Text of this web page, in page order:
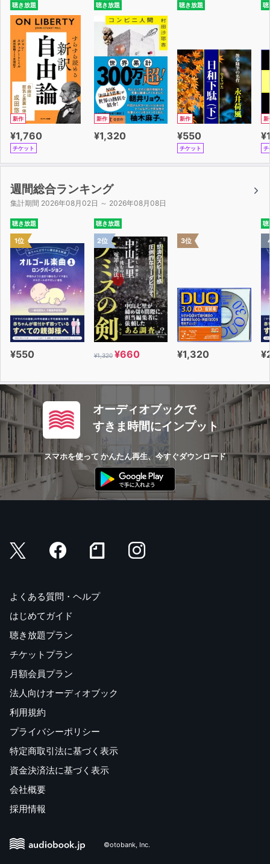
聴き放題
新作
¥1,760
チケット
聴き放題
新作
¥1,320
聴き放題
新作
¥550
チケット
聴
新
チ
週間総合ランキング
集計期間 2026年08月02日 ～ 2026年08月08日
聴き放題
1位
¥550
聴き放題
2位
¥1,320 ¥660
3位
¥1,320
聴
オーディオブックで
すきま時間にインプット
スマホを使って かんたん再生、今すぐダウンロード
よくある質問・ヘルプ
はじめてガイド
聴き放題プラン
チケットプラン
月額会員プラン
法人向けオーディオブック
利用規約
プライバシーポリシー
特定商取引法に基づく表示
資金決済法に基づく表示
会社概要
採用情報
©otobank, Inc.